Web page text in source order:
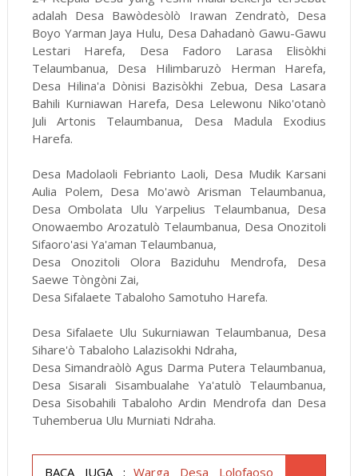
adalah Desa Bawòdesòlò Irawan Zendratò, Desa
Boyo Yarman Jaya Hulu, Desa Dahadanò Gawu-Gawu
Lestari Harefa, Desa Fadoro Larasa Elisòkhi
Telaumbanua, Desa Hilimbaruzò Herman Harefa,
Desa Hilina'a Dònisi Bazisòkhi Zebua, Desa Lasara
Bahili Kurniawan Harefa, Desa Lelewonu Niko'otanò
Juli Artonis Telaumbanua, Desa Madula Exodius
Harefa.
Desa Madolaoli Febrianto Laoli, Desa Mudik Karsani
Aulia Polem, Desa Mo'awò Arisman Telaumbanua,
Desa Ombolata Ulu Yarpelius Telaumbanua, Desa
Onowaembo Arozatulò Telaumbanua, Desa Onozitoli
Sifaoro'asi Ya'aman Telaumbanua,
Desa Onozitoli Olora Baziduhu Mendrofa, Desa
Saewe Tòngòni Zai,
Desa Sifalaete Tabaloho Samotuho Harefa.
Desa Sifalaete Ulu Sukurniawan Telaumbanua, Desa
Sihare'ò Tabaloho Lalazisokhi Ndraha,
Desa Simandraòlò Agus Darma Putera Telaumbanua,
Desa Sisarali Sisambualahe Ya'atulò Telaumbanua,
Desa Sisobahili Tabaloho Ardin Mendrofa dan Desa
Tuhemberua Ulu Murniati Ndraha.
BACA JUGA : Warga Desa Lolofaoso